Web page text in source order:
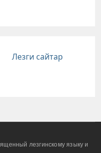
Лезги сайтар
лезгинскому языку и